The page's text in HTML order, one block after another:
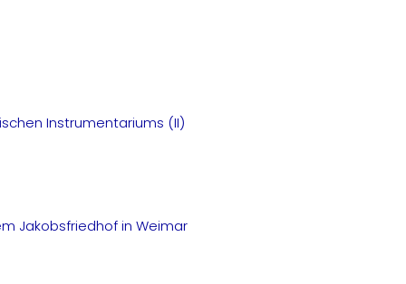
Instrumentariums (II)
Jakobsfriedhof in Weimar